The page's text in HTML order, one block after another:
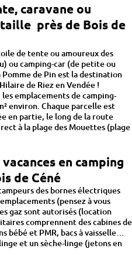
caravane ou
près de Bois de
de tente ou amoureux des
ou camping-car (de petite ou
de Pin est la destination
de Riez en Vendée !
emplacements de camping-
environ. Chaque parcelle est
en partie, le long de la route
à la plage des Mouettes (plage
en camping
de Céné
des bornes électriques
(pensez à vous
gaz sont autorisés (location
comprennent des cabines de
bébé et PMR, bacs à vaisselle…
et un sèche-linge (jetons en